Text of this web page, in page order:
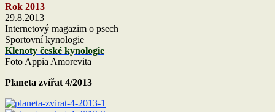
Rok 2013
29.8.2013
Internetový magazim o psech
Sportovní kynologie
Klenoty české kynologie
Foto Appia Amorevita
Planeta zvířat 4/2013